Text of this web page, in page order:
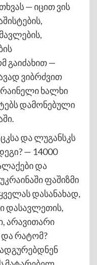
— იცით ვის
გაიძახით —
ვიბრძვით
ხალხი
დამონებული
და ლუგანსკს
— 14000
და
ფაშიზმი
დასანახად,
დასავლეთის,
არავითარი
და რატომ?